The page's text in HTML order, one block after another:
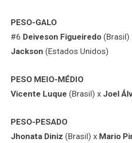
PESO-GALO
#6 Deiveson Figueiredo (Brasil)
Jackson (Estados Unidos)
PESO MEIO-MÉDIO
Vicente Luque (Brasil) x Joel
PESO-PESADO
Jhonata Diniz (Brasil) x Mario